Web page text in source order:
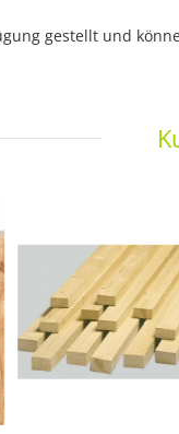
gestellt und